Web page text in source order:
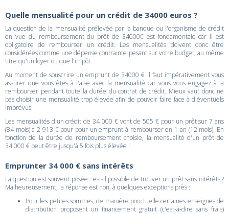
Quelle mensualité pour un crédit de 34000 euros ?
La question de la mensualité prélevée par la banque ou l'organisme de crédit
en vue du remboursement du prêt de 34000€ est fondamentale car il est
obligatoire de rembourser un crédit. Les mensualités doivent donc être
considérées comme une dépense contrainte pesant sur votre budget, au même
titre qu'un loyer ou que l'impôt.
Au moment de souscrire un emprunt de 34000 € il faut impérativement vous
assurer que vous êtes à l'aise avec la mensualité car vous vous engagez à la
rembourser pendant toute la durée du contrat de crédit. Mieux vaut donc ne
pas choisir une mensualité trop élevée afin de pouvoir faire face à d'éventuels
imprévus.
Les mensualités d'un crédit de 34 000 € vont de 505 € pour un prêt sur 7 ans
(84 mois) à 2 913 € pour pour un emprunt à rembourser en 1 an (12 mois). En
fonction de la durée de remboursement choisie, la mensualité d'un prêt de
34 000 € peut être jusqu'à 5 fois plus élevée !
Emprunter 34 000 € sans intérêts
La question est souvent posée : est-il possible de trouver un prêt sans intérêts ?
Malheureusement, la réponse est non, à quelques exceptions près :
Pour les petites sommes, de manière ponctuelle certaines enseignes de
distribution proposent un financement gratuit (c'est-à-dire sans frais)